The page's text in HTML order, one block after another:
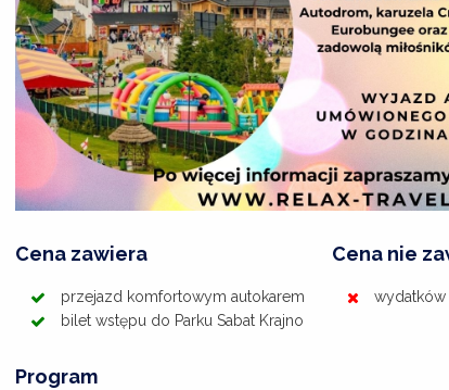
Cena zawiera
przejazd komfortowym autokarem
bilet wstępu do Parku Sabat Krajno
Cena nie
wydatków
Program